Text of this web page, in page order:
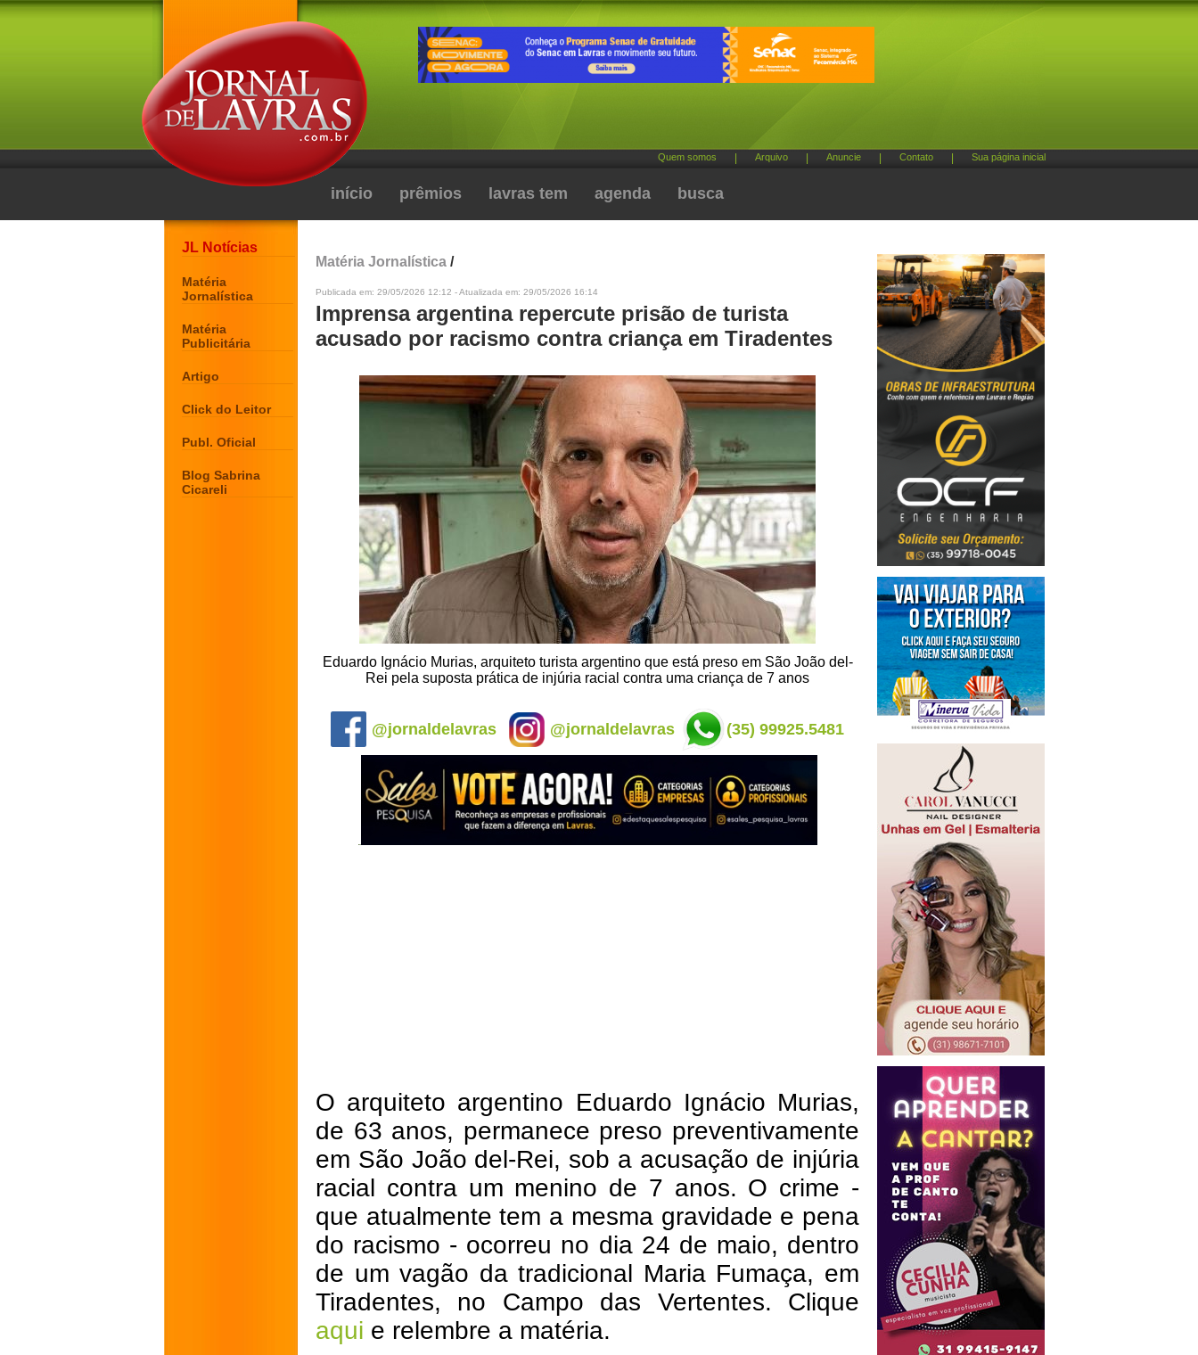
Quem somos Arquivo Anuncie Contato Sua página inicial
início prêmios lavras tem agenda busca
JL Notícias
Matéria
Jornalística
Matéria
Publicitária
Artigo
Click do Leitor
Publ. Oficial
Blog Sabrina
Cicareli
Matéria Jornalística /
Publicada em: 29/05/2026 12:12 - Atualizada em: 29/05/2026 16:14
Imprensa argentina repercute prisão de turista
acusado por racismo contra criança em Tiradentes
Eduardo Ignácio Murias, arquiteto turista argentino que está preso em São João del-
Rei pela suposta prática de injúria racial contra uma criança de 7 anos
@jornaldelavras @jornaldelavras (35) 99925.5481
O arquiteto argentino Eduardo Ignácio Murias,
de 63 anos, permanece preso preventivamente
em São João del-Rei, sob a acusação de injúria
racial contra um menino de 7 anos. O crime -
que atualmente tem a mesma gravidade e pena
do racismo - ocorreu no dia 24 de maio, dentro
de um vagão da tradicional Maria Fumaça, em
Tiradentes, no Campo das Vertentes. Clique
aqui e relembre a matéria.